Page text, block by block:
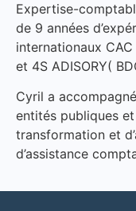
Expertise-
de 9 années
internationaux CAC
et 4S ADISORY(
Cyril a
entités publiques
transformation et
d’assistance